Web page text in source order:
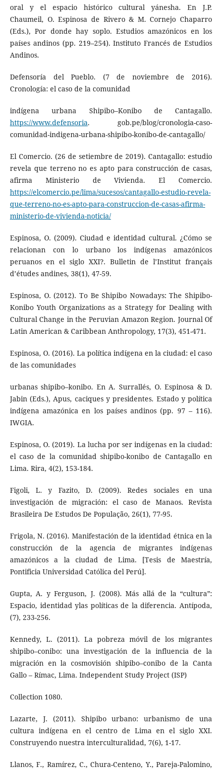
oral y el espacio histórico cultural yánesha. En J.P.
Chaumeil, O. Espinosa de Rivero & M. Cornejo Chaparro
(Eds.), Por donde hay soplo. Estudios amazónicos en los
países andinos (pp. 219–254). Instituto Francés de Estudios
Andinos.
Defensoría del Pueblo. (7 de noviembre de 2016).
Cronología: el caso de la comunidad
indígena urbana Shipibo–Konibo de Cantagallo.
https://www.defensoria. gob.pe/blog/cronologia-caso-
comunidad-indigena-urbana-shipibo-konibo-de-cantagallo/
El Comercio. (26 de setiembre de 2019). Cantagallo: estudio
revela que terreno no es apto para construcción de casas,
afirma Ministerio de Vivienda. El Comercio.
https://elcomercio.pe/lima/sucesos/cantagallo-estudio-revela-
que-terreno-no-es-apto-para-construccion-de-casas-afirma-
ministerio-de-vivienda-noticia/
Espinosa, O. (2009). Ciudad e identidad cultural. ¿Cómo se
relacionan con lo urbano los indígenas amazónicos
peruanos en el siglo XXI?. Bulletin de l’Institut français
d’études andines, 38(1), 47-59.
Espinosa, O. (2012). To Be Shipibo Nowadays: The Shipibo-
Konibo Youth Organizations as a Strategy for Dealing with
Cultural Change in the Peruvian Amazon Region. Journal Of
Latin American & Caribbean Anthropology, 17(3), 451-471.
Espinosa, O. (2016). La política indígena en la ciudad: el caso
de las comunidades
urbanas shipibo–konibo. En A. Surrallés, O. Espinosa & D.
Jabin (Eds.), Apus, caciques y presidentes. Estado y política
indígena amazónica en los países andinos (pp. 97 – 116).
IWGIA.
Espinosa, O. (2019). La lucha por ser indígenas en la ciudad:
el caso de la comunidad shipibo-konibo de Cantagallo en
Lima. Rira, 4(2), 153-184.
Figoli, L. y Fazito, D. (2009). Redes sociales en una
investigación de migración: el caso de Manaos. Revista
Brasileira De Estudos De População, 26(1), 77-95.
Frigola, N. (2016). Manifestación de la identidad étnica en la
construcción de la agencia de migrantes indígenas
amazónicos a la ciudad de Lima. [Tesis de Maestría,
Pontificia Universidad Católica del Perú].
Gupta, A. y Ferguson, J. (2008). Más allá de la “cultura”:
Espacio, identidad ylas políticas de la diferencia. Antípoda,
(7), 233-256.
Kennedy, L. (2011). La pobreza móvil de los migrantes
shipibo–conibo: una investigación de la influencia de la
migración en la cosmovisión shipibo–conibo de la Canta
Gallo – Rímac, Lima. Independent Study Project (ISP)
Collection 1080.
Lazarte, J. (2011). Shipibo urbano: urbanismo de una
cultura indígena en el centro de Lima en el siglo XXI.
Construyendo nuestra interculturalidad, 7(6), 1-17.
Llanos, F., Ramírez, C., Chura-Centeno, Y., Pareja-Palomino,